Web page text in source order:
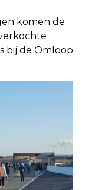
komen de
bij de Omloop